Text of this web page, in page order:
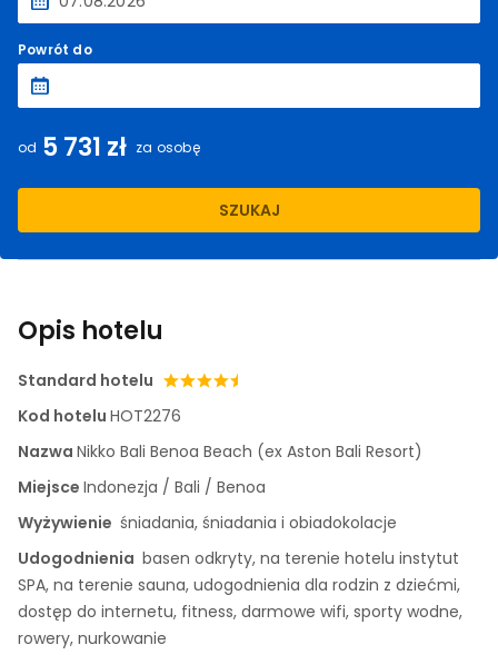
Powrót do
od 5 731 zł za osobę
SZUKAJ
Opis hotelu
Standard hotelu
Kod hotelu HOT2276
Nazwa Nikko Bali Benoa Beach (ex Aston Bali Resort)
Miejsce Indonezja / Bali / Benoa
Wyżywienie śniadania, śniadania i obiadokolacje
Udogodnienia basen odkryty, na terenie hotelu instytut
SPA, na terenie sauna, udogodnienia dla rodzin z dziećmi,
dostęp do internetu, fitness, darmowe wifi, sporty wodne,
rowery, nurkowanie